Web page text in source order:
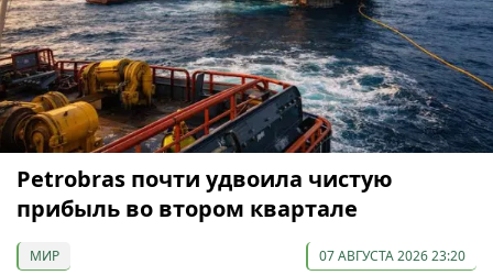
Petrobras почти удвоила чистую
прибыль во втором квартале
МИР 07 АВГУСТА 2026 23:20